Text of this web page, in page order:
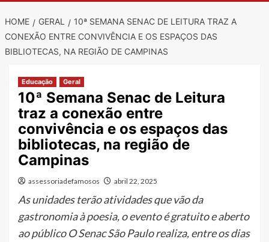
HOME GERAL
10ª SEMANA SENAC DE LEITURA TRAZ A
CONEXÃO ENTRE CONVIVÊNCIA E OS ESPAÇOS DAS
BIBLIOTECAS, NA REGIÃO DE CAMPINAS
Educação Geral
10ª Semana Senac de Leitura
traz a conexão entre
convivência e os espaços das
bibliotecas, na região de
Campinas
assessoriadefamosos abril 22, 2025
As unidades terão atividades que vão da
gastronomia à poesia, o evento é gratuito e aberto
ao público O Senac São Paulo realiza, entre os dias